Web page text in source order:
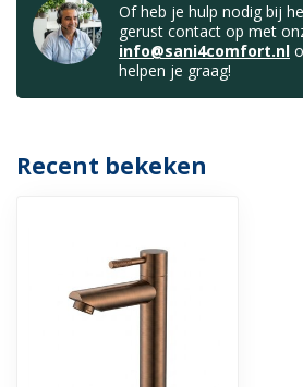
Of heb je hulp nodig bij
gerust contact op met
info@sani4comfort.nl
helpen je graag!
Recent bekeken